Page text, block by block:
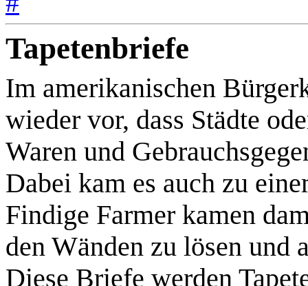
Tapetenbriefe
Im amerikanischen
wieder vor, dass Städte
Waren und
Dabei kam es auch zu
Findige Farmer kamen
den Wänden zu lösen und
Diese Briefe werden